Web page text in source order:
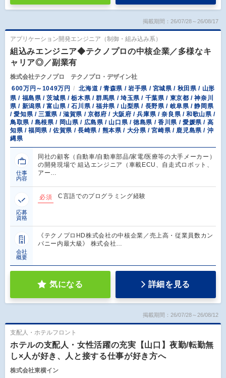
掲載期間：26/07/28～26/08/17
アプリケーション開発エンジニア（制御・組み込み系）
組込みエンジニア◆テクノプロの中核企業／多様なキ
ャリア◎／副業有
株式会社テクノプロ テクノプロ・デザイン社
600万円～1049万円
北海道 / 青森県 / 岩手県 / 宮城県 / 秋田県 / 山形
県 / 福島県 / 茨城県 / 栃木県 / 群馬県 / 埼玉県 / 千葉県 / 東京都 / 神奈川
県 / 新潟県 / 富山県 / 石川県 / 福井県 / 山梨県 / 長野県 / 岐阜県 / 静岡県
/ 愛知県 / 三重県 / 滋賀県 / 京都府 / 大阪府 / 兵庫県 / 奈良県 / 和歌山県 /
鳥取県 / 島根県 / 岡山県 / 広島県 / 山口県 / 徳島県 / 香川県 / 愛媛県 / 高
知県 / 福岡県 / 佐賀県 / 長崎県 / 熊本県 / 大分県 / 宮崎県 / 鹿児島県 / 沖
縄県
仕事
内容
同社の顧客（自動車/自動車部品/家電/医療等の大手メーカー）
の開発現場で 組込エンジニア（車載ECU、自走式ロボット、
アー…
応募
資格
必須 C言語でのプログラミング経験
会社
概要
《テクノプロHD株式会社の中核企業／売上高・従業員数カン
パニー内最大級》 株式会社…
気になる 詳細を見る
掲載期間：26/07/28～26/08/12
支配人・ホテルフロント
ホテルの支配人・女性活躍の充実【山口】夜勤/転勤無
し×人が好き、人と接する仕事が好き方へ
株式会社東横イン